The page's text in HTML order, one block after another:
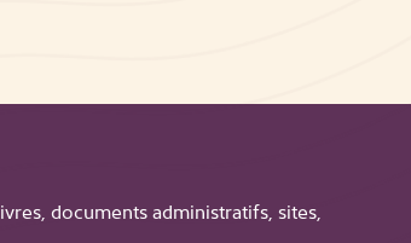
documents administratifs, sites,